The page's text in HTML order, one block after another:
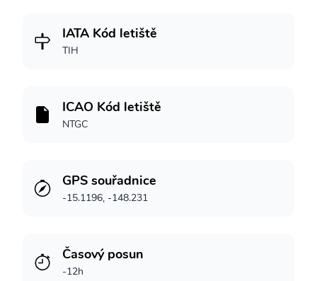
IATA Kód letiště
TIH
ICAO Kód letiště
NTGC
GPS souřadnice
-15.1196, -148.231
Časový posun
-12h